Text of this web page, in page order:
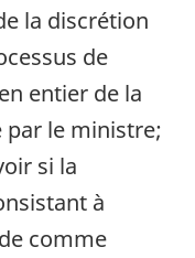
la discrétion
de
entier de la
par le ministre;
si la
à
comme